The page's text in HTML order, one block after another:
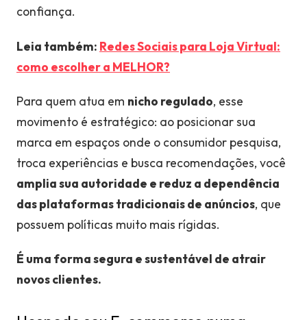
confiança.
Leia também: Redes Sociais para Loja Virtual:
como escolher a MELHOR?
Para quem atua em nicho regulado, esse
movimento é estratégico: ao posicionar sua
marca em espaços onde o consumidor pesquisa,
troca experiências e busca recomendações, você
amplia sua autoridade e reduz a dependência
das plataformas tradicionais de anúncios, que
possuem políticas muito mais rígidas.
É uma forma segura e sustentável de atrair
novos clientes.